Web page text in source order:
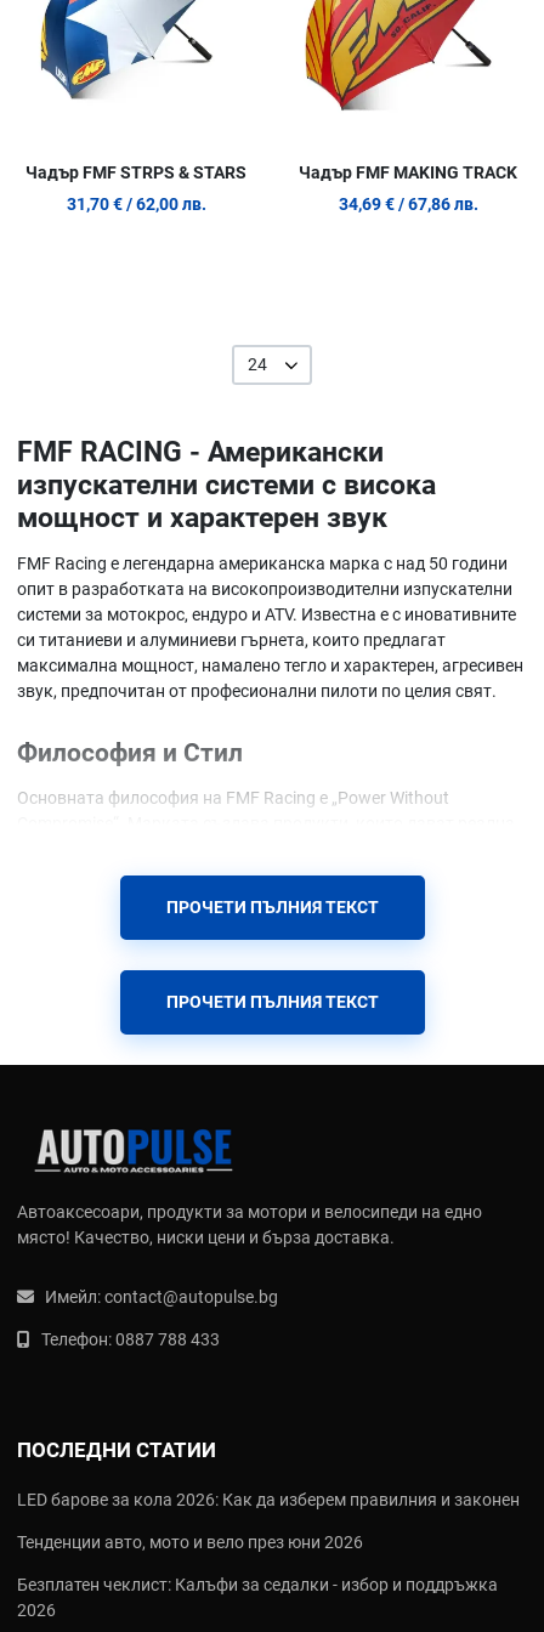
Чадър FMF STRPS & STARS
31,70 € / 62,00 лв.
Чадър FMF MAKING TRACK
34,69 € / 67,86 лв.
24
FMF RACING - Американски
изпускателни системи с висока
мощност и характерен звук
FMF Racing е легендарна американска марка с над 50 години
опит в разработката на високопроизводителни изпускателни
системи за мотокрос, ендуро и ATV. Известна е с иновативните
си титаниеви и алуминиеви гърнета, които предлагат
максимална мощност, намалено тегло и характерен, агресивен
звук, предпочитан от професионални пилоти по целия свят.
Философия и Стил
Основната философия на FMF Racing е „Power Without
жертват надеждността и издръжливостта. Дизайнът е
агресивен и функционален - типичен за американския
FMF Racing използва най-съвременните технологии и
системи с оптимизиран поток на газовете
Титаниеви и алуминиеви гърнета
Hi-Flo канали- Специална конструкция, която подобрява
изпускането и увеличава мощността
дълготрайна и безпроблемна работа
Ключови технологии и продукти
отличен звук и надеждност
Изпускателни системи за 2T и 4T
всички популярни модели
Аксесоари- Spark arrestors, header pipes и резервни части
Често задавани въпроси (FAQ)
ПРОЧЕТИ ПЪЛНИЯ ТЕКСТ
ПРОЧЕТИ ПЪЛНИЯ ТЕКСТ
Автоаксесоари, продукти за мотори и велосипеди на едно
място! Качество, ниски цени и бърза доставка.
Имейл:contact@autopulse.bg
Телефон:0887 788 433
ПОСЛЕДНИ СТАТИИ
LED барове за кола 2026: Как да изберем правилния и законен
Тенденции авто, мото и вело през юни 2026
Безплатен чеклист: Калъфи за седалки - избор и поддръжка
2026